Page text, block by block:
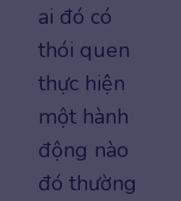
ai đó có
thói quen
thực hiện
một hành
động nào
đó thường